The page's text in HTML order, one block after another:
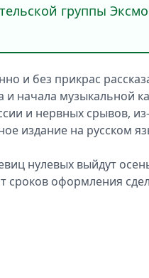
группы
и без прикрас
и начала музыкальной
и нервных срывов,
издание на русском
нулевых выйдут
сроков оформления